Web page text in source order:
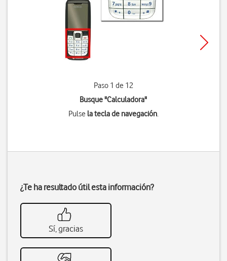
Paso 1 de 12
Busque "Calculadora"
Pulse la tecla de navegación.
¿Te ha resultado útil esta información?
Sí, gracias